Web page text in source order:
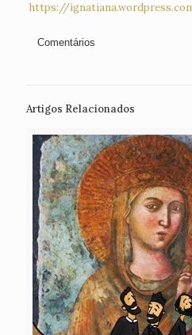
https://
Comentários
Artigos Relacionados